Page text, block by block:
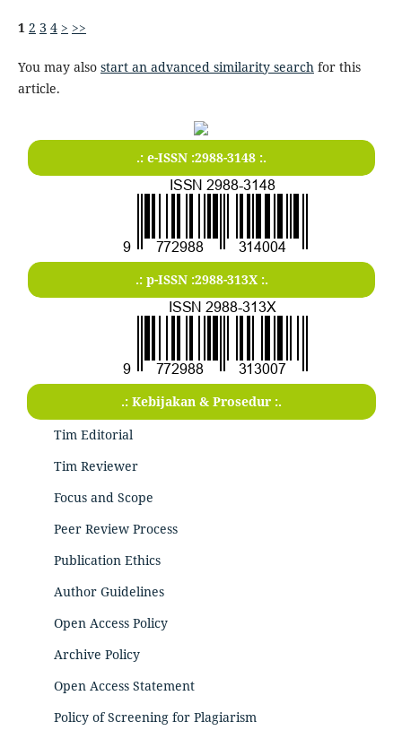
1 2 3 4 > >>
You may also start an advanced similarity searchfor this
article.
.: e-ISSN :2988-3148 :.
.: p-ISSN :2988-313X :.
.: Kebijakan & Prosedur :.
Tim Editorial
Tim Reviewer
Focus and Scope
Peer Review Process
Publication Ethics
Author Guidelines
Open Access Policy
Archive Policy
Open Access Statement
Policy of Screening for Plagiarism